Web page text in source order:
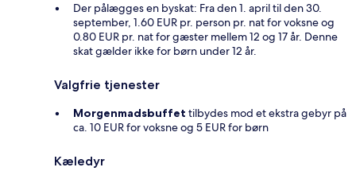
Der pålægges en byskat: Fra den 1. april til den 30.
september, 1.60 EUR pr. person pr. nat for voksne og
0.80 EUR pr. nat for gæster mellem 12 og 17 år. Denne
skat gælder ikke for børn under 12 år.
Valgfrie tjenester
Morgenmadsbuffet tilbydes mod et ekstra gebyr på
ca. 10 EUR for voksne og 5 EUR for børn
Kæledyr